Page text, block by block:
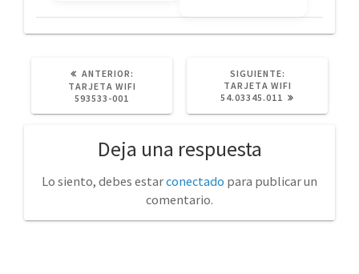
ANTERIOR:
ANTERIOR:
TARJETA WIFI
593533-001
SIGUIENTE:
POST:
TARJETA WIFI
54.03345.011
Deja una respuesta
Lo siento, debes estarconectado para publicar un
comentario.